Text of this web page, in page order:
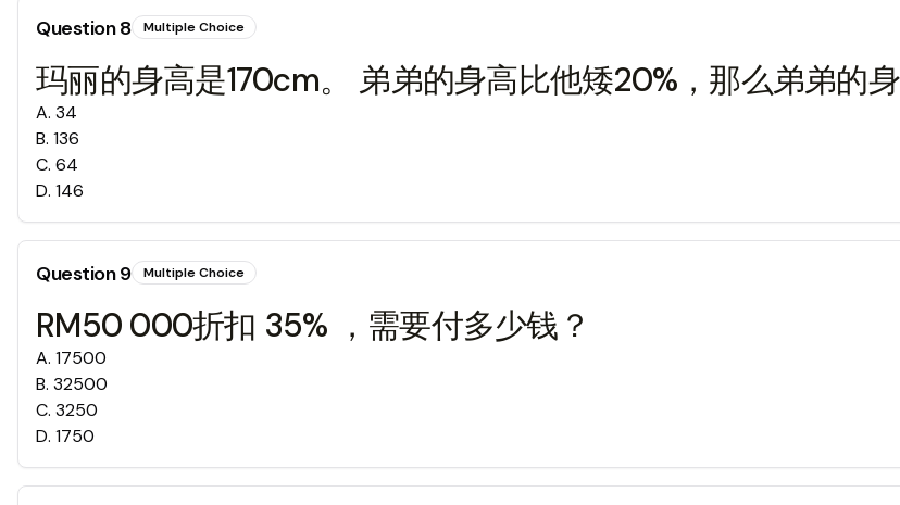
Question8 Multiple Choice
玛丽的身高是170cm。 弟弟的身高比他矮20%，那么弟弟的
A. 34
B. 136
C. 64
D. 146
Question9 Multiple Choice
RM50 000折扣 35% ，需要付多少钱？
A. 17500
B. 32500
C. 3250
D. 1750